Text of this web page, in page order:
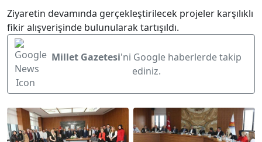
Ziyaretin devamında gerçekleştirilecek projeler karşılıklı
fikir alışverişinde bulunularak tartışıldı.
Millet Gazetesi'ni Google haberlerde takip
ediniz.